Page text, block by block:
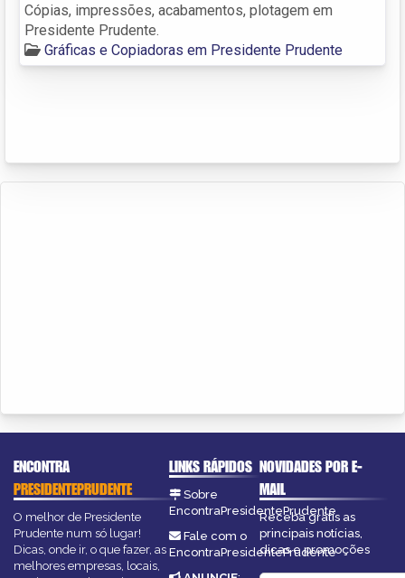
Cópias, impressões, acabamentos, plotagem em
Presidente Prudente.
Gráficas e Copiadoras em Presidente Prudente
ENCONTRA
PRESIDENTEPRUDENTE
O melhor de Presidente
Prudente num só lugar!
Dicas, onde ir, o que fazer, as
melhores empresas, locais,
LINKS RÁPIDOS
Sobre
EncontraPresidentePrudente
Fale com o
EncontraPresidentePrudente
NOVIDADES POR E-
MAIL
Receba grátis as
principais notícias,
dicas e promoções